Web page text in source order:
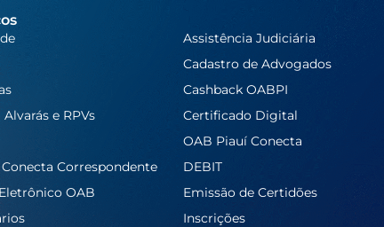
Assistência Judiciária
Cadastro de Advogados
Cashback OABPI
e RPVs
Certificado Digital
OAB Piauí Conecta
Correspondente
DEBIT
OAB
Emissão de Certidões
Inscrições